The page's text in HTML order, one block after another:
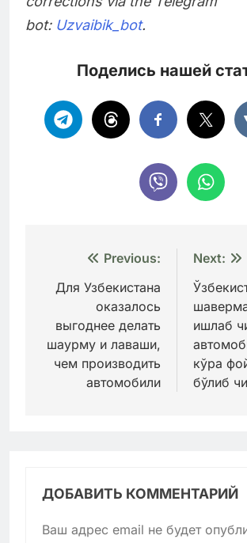
bot: Uzvaibik_bot.
Поделись нашей
Навигация
по
записям
Previous:
Для Узбекистана
оказалось
выгоднее делать
шаурму и лаваши,
чем производить
автомобили
Next:
ишлаб
кўра
бўлиб
ДОБАВИТЬ КОММЕНТАРИЙ
Ваш адрес email не будет